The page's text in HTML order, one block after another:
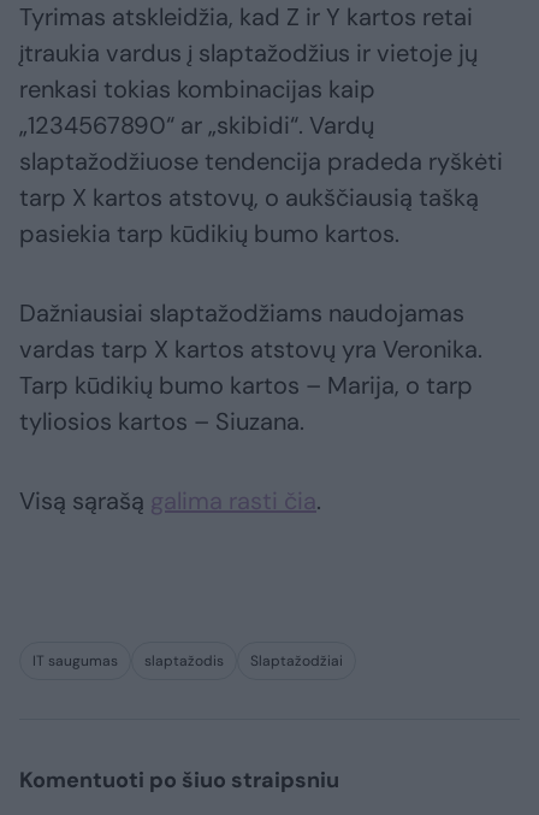
Tyrimas atskleidžia, kad Z ir Y kartos retai
įtraukia vardus į slaptažodžius ir vietoje jų
renkasi tokias kombinacijas kaip
„1234567890“ ar „skibidi“. Vardų
slaptažodžiuose tendencija pradeda ryškėti
tarp X kartos atstovų, o aukščiausią tašką
pasiekia tarp kūdikių bumo kartos.
Dažniausiai slaptažodžiams naudojamas
vardas tarp X kartos atstovų yra Veronika.
Tarp kūdikių bumo kartos – Marija, o tarp
tyliosios kartos – Siuzana.
Visą sąrašą galima rasti čia.
IT saugumas slaptažodis Slaptažodžiai
Komentuoti po šiuo straipsniu